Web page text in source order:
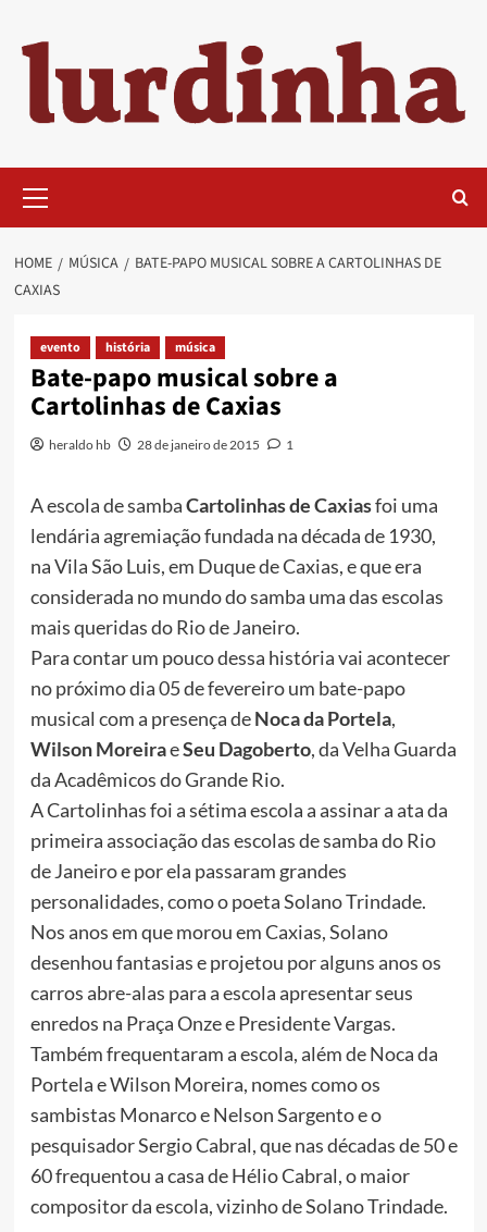
content
Menu
HOME MÚSICA
BATE-PAPO MUSICAL SOBRE A CARTOLINHAS DE
CAXIAS
evento história música
Bate-papo musical sobre a
Cartolinhas de Caxias
heraldo hb 28 de janeiro de 2015 1
A escola de sambaCartolinhas de Caxiasfoi uma
lendária agremiação fundada na década de 1930,
na Vila São Luis, em Duque de Caxias, e que era
considerada no mundo do samba uma das escolas
mais queridas do Rio de Janeiro.
Para contar um pouco dessa história vai acontecer
no próximo dia 05 de fevereiro um bate-papo
musical com a presença deNoca da Portela,
Wilson MoreiraeSeu Dagoberto, da Velha Guarda
da Acadêmicos do Grande Rio.
A Cartolinhas foi a sétima escola a assinar a ata da
primeira associação das escolas de samba do Rio
de Janeiro e por ela passaram grandes
personalidades, como o poeta Solano Trindade.
Nos anos em que morou em Caxias, Solano
desenhou fantasias e projetou por alguns anos os
carros abre-alas para a escola apresentar seus
enredos na Praça Onze e Presidente Vargas.
Também frequentaram a escola, além de Noca da
Portela e Wilson Moreira, nomes como os
sambistas Monarco e Nelson Sargento e o
pesquisador Sergio Cabral, que nas décadas de 50 e
60 frequentou a casa de Hélio Cabral, o maior
compositor da escola, vizinho de Solano Trindade.